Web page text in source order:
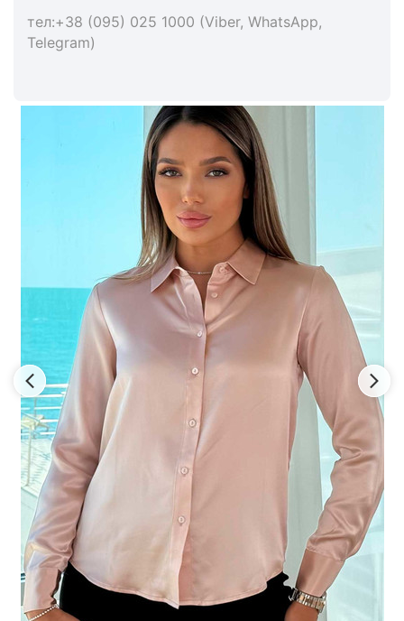
тел:+38 (095) 025 1000 (Viber, WhatsApp,
Telegram)